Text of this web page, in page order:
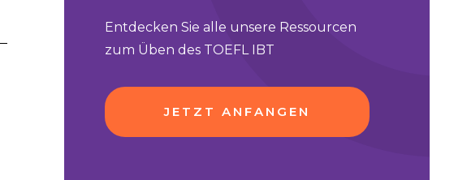
Entdecken Sie alle unsere Ressourcen
zum Üben des TOEFL IBT
JETZT ANFANGEN